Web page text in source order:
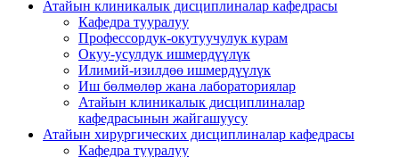
Атайын клиникалык дисциплиналар кафедрасы
Кафедра тууралуу
Профессордук-окутуучулук курам
Окуу-усулдук ишмердүүлүк
Илимий-изилдөө ишмердүүлүк
Иш бөлмөлөр жана лабораториялар
Атайын клиникалык дисциплиналар
кафедрасынын жайгашуусу
Атайын хирургических дисциплиналар кафедрасы
Кафедра тууралуу